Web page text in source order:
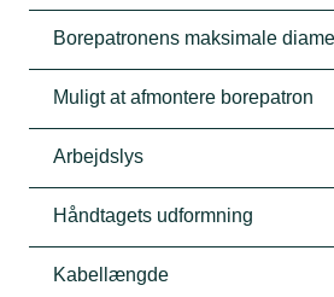
Borepatronens maksimale
Muligt at afmontere borepatron
Arbejdslys
Håndtagets udformning
Kabellængde